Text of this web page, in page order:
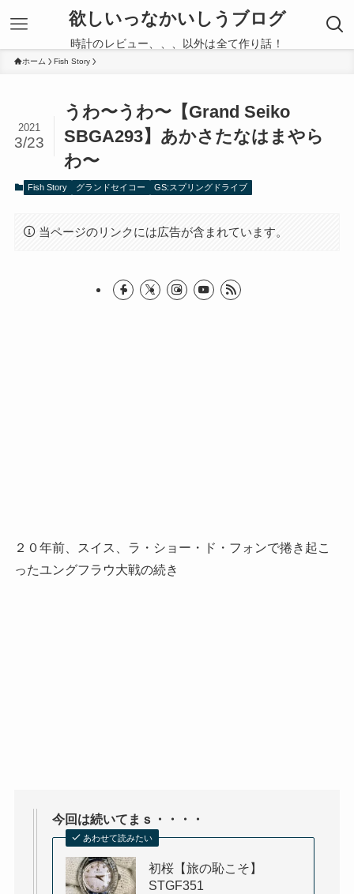
欲しいっなかいしうブログ
時計のレビュー、、、以外は全て作り話！
ホーム Fish Story
うわ〜うわ〜【Grand Seiko
SBGA293】あかさたなはまやら
わ〜
2021
3/23
Fish Story グランドセイコー GS:スプリングドライブ
当ページのリンクには広告が含まれています。
２０年前、スイス、ラ・ショー・ド・フォンで捲き起こ
ったユングフラウ大戦の続き
今回は続いてまｓ・・・・
あわせて読みたい
初桜【旅の恥こそ】
STGF351